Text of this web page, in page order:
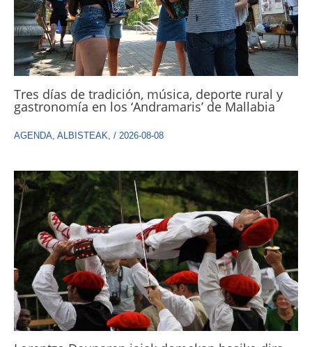
Tres días de tradición, música, deporte rural y
gastronomía en los ‘Andramaris’ de Mallabia
AGENDA, ALBISTEAK, / 2026-08-08